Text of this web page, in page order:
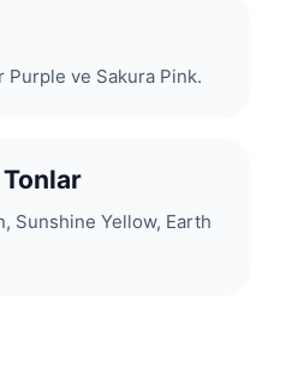
Purple ve Sakura Pink.
Tonlar
Sunshine Yellow, Earth